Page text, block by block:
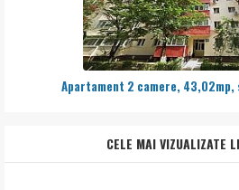
Apartament 2 camere,
CELE MAI VIZUALIZATE